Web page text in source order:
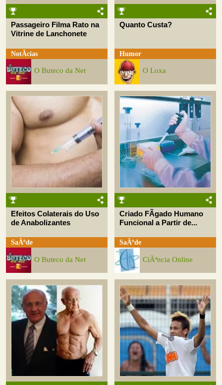
Passageiro Filma Rato na
Vitrine de Lanchonete
NotÃ­cias
O Buteco da Net
Quanto Custa?
Humor
O Loxa
Efeitos Colaterais do Uso
de Anabolizantes
SaÃºde
O Buteco da Net
Criado FÃ­gado Humano
Funcional a Partir de...
SaÃºde
CiÃªncia Online